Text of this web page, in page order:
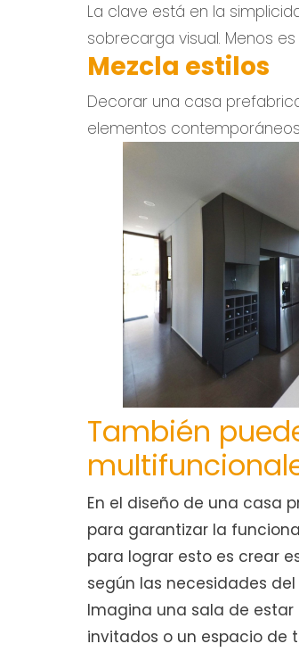
La clave está en la
sobrecarga visual. Menos
Mezcla estilos
Decorar una casa
elementos
También
En el diseño de una casa
para garantizar la
para lograr esto es crear
según las necesidades
Imagina una sala de
invitados o un espacio de